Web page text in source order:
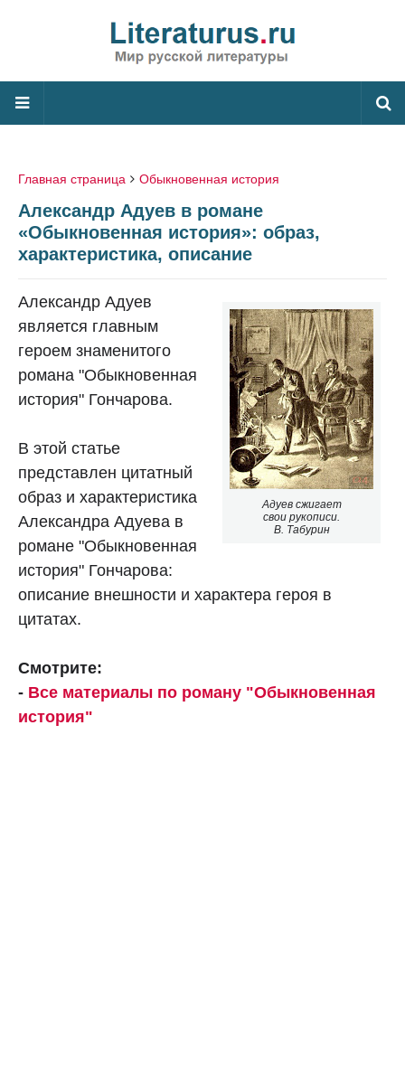
Главная страница Обыкновенная история
Александр Адуев в романе
«Обыкновенная история»: образ,
характеристика, описание
Адуев сжигает
свои рукописи.
В. Табурин
Александр Адуев
является главным
героем знаменитого
романа "Обыкновенная
история" Гончарова.
В этой статье
представлен цитатный
образ и характеристика
Александра Адуева в
романе "Обыкновенная
история" Гончарова:
описание внешности и характера героя в
цитатах.
Смотрите:
- Все материалы по роману "Обыкновенная
история"